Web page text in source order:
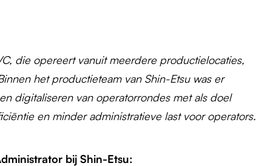
die opereert vanuit meerdere productielocaties,
het productieteam van Shin-Etsu was er
digitaliseren van operatorrondes met als doel
en minder administratieve last voor operators.
bij Shin-Etsu: